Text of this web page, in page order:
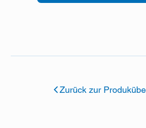
Zurück zur